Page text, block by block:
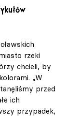
rzeki
chcieli, by
„W
przed
ich
przypadek,